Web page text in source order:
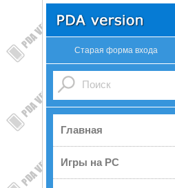
Старая форма входа
Главная
Игры на PC